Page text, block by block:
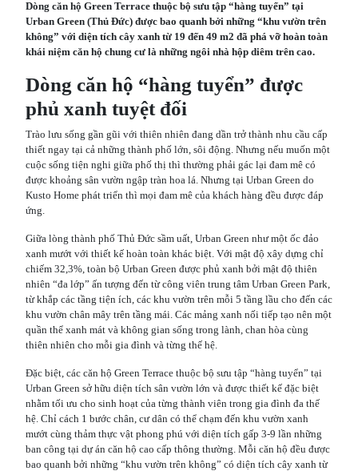
Dòng căn hộ Green Terrace thuộc bộ sưu tập “hàng tuyển” tại
Urban Green (Thủ Đức) được bao quanh bởi những “khu vườn trên
không” với diện tích cây xanh từ 19 đến 49 m2 đã phá vỡ hoàn toàn
khái niệm căn hộ chung cư là những ngôi nhà hộp diêm trên cao.
Dòng căn hộ “hàng tuyển” được
phủ xanh tuyệt đối
Trào lưu sống gần gũi với thiên nhiên đang dần trở thành nhu cầu cấp
thiết ngay tại cả những thành phố lớn, sôi động. Nhưng nếu muốn một
cuộc sống tiện nghi giữa phố thị thì thường phải gác lại đam mê có
được khoảng sân vườn ngập tràn hoa lá. Nhưng tại Urban Green do
Kusto Home phát triển thì mọi đam mê của khách hàng đều được đáp
ứng.
Giữa lòng thành phố Thủ Đức sầm uất, Urban Green như một ốc đảo
xanh mướt với thiết kế hoàn toàn khác biệt. Với mật độ xây dựng chỉ
chiếm 32,3%, toàn bộ Urban Green được phủ xanh bởi mật độ thiên
nhiên “đa lớp” ấn tượng đến từ công viên trung tâm Urban Green Park,
từ khắp các tầng tiện ích, các khu vườn trên mỗi 5 tầng lầu cho đến các
khu vườn chân mây trên tầng mái. Các mảng xanh nối tiếp tạo nên một
quần thể xanh mát và không gian sống trong lành, chan hòa cùng
thiên nhiên cho mỗi gia đình và từng thế hệ.
Đặc biệt, các căn hộ Green Terrace thuộc bộ sưu tập “hàng tuyển” tại
Urban Green sở hữu diện tích sân vườn lớn và được thiết kế đặc biệt
nhằm tối ưu cho sinh hoạt của từng thành viên trong gia đình đa thế
hệ. Chỉ cách 1 bước chân, cư dân có thể chạm đến khu vườn xanh
mướt cùng thảm thực vật phong phú với diện tích gấp 3-9 lần những
ban công tại dự án căn hộ cao cấp thông thường. Mỗi căn hộ đều được
bao quanh bởi những “khu vườn trên không” có diện tích cây xanh từ